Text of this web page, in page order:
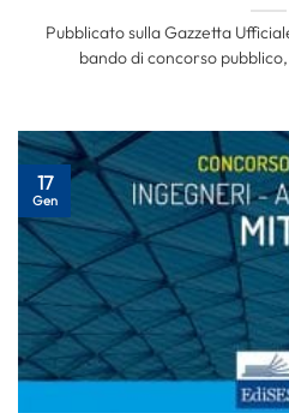
Pubblicato sulla Gazzetta
bando di concorso
17
Gen